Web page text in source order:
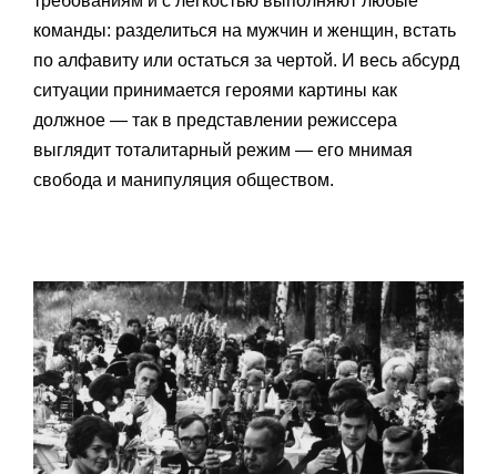
команды: разделиться на мужчин и женщин, встать
по алфавиту или остаться за чертой. И весь абсурд
ситуации принимается героями картины как
должное — так в представлении режиссера
выглядит тоталитарный режим — его мнимая
свобода и манипуляция обществом.